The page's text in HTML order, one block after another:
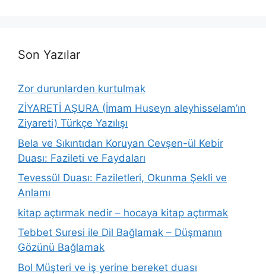
Son Yazılar
Zor durunlarden kurtulmak
ZİYARETİ AŞURA (İmam Huseyn aleyhisselam’ın
Ziyareti) Türkçe Yazılışı
Bela ve Sıkıntıdan Koruyan Cevşen-ül Kebir
Duası: Fazileti ve Faydaları
Tevessül Duası: Faziletleri, Okunma Şekli ve
Anlamı
kitap açtırmak nedir – hocaya kitap açtırmak
Tebbet Suresi ile Dil Bağlamak – Düşmanın
Gözünü Bağlamak
Bol Müşteri ve iş yerine bereket duası